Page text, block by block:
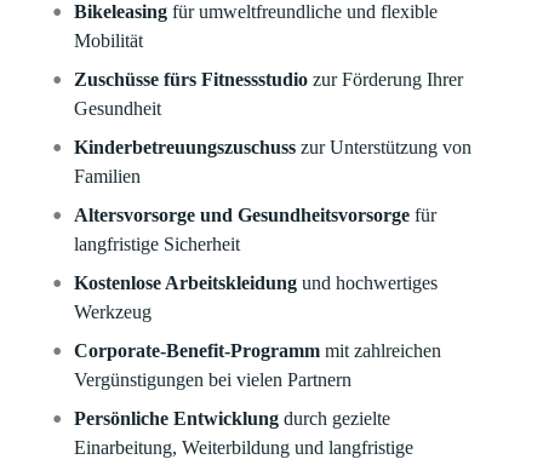
Bikeleasing für umweltfreundliche und flexible
Mobilität
Zuschüsse fürs Fitnessstudio zur Förderung Ihrer
Gesundheit
Kinderbetreuungszuschuss zur Unterstützung von
Familien
Altersvorsorge und Gesundheitsvorsorge für
langfristige Sicherheit
Kostenlose Arbeitskleidung und hochwertiges
Werkzeug
Corporate-Benefit-Programm mit zahlreichen
Vergünstigungen bei vielen Partnern
Persönliche Entwicklung durch gezielte
Einarbeitung, Weiterbildung und langfristige